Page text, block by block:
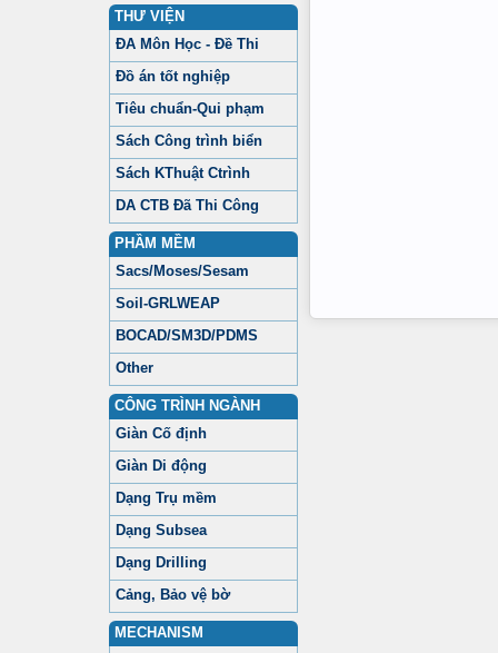
THƯ VIỆN
ĐA Môn Học - Đề Thi
Đồ án tốt nghiệp
Tiêu chuẩn-Qui phạm
Sách Công trình biển
Sách KThuật Ctrình
DA CTB Đã Thi Công
PHẦM MỀM
Sacs/Moses/Sesam
Soil-GRLWEAP
BOCAD/SM3D/PDMS
Other
CÔNG TRÌNH NGÀNH
Giàn Cố định
Giàn Di động
Dạng Trụ mềm
Dạng Subsea
Dạng Drilling
Cảng, Bảo vệ bờ
MECHANISM